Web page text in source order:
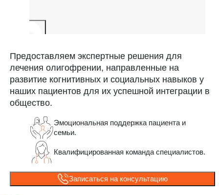
Предоставляем экспертные решения для
лечения олигофрении, направленные на
развитие когнитивных и социальных навыков у
наших пациентов для их успешной интеграции в
общество.
Эмоциональная поддержка пациента и
семьи.
Квалифицированная команда специалистов.
Записаться на консультацию